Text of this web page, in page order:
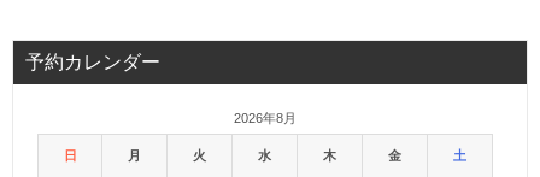
予約カレンダー
2026年8月
日 月 火 水 木 金 土